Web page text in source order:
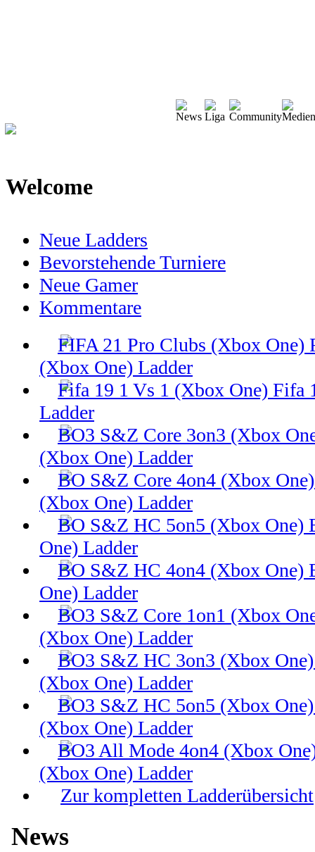
Welcome
Neue Ladders
Bevorstehende Turniere
Neue Gamer
Kommentare
(Xbox One) Ladder
Fifa
Ladder
(Xbox One) Ladder
(Xbox One) Ladder
One) Ladder
One) Ladder
(Xbox One) Ladder
(Xbox One) Ladder
(Xbox One) Ladder
(Xbox One) Ladder
Zur kompletten Ladderübersicht
News